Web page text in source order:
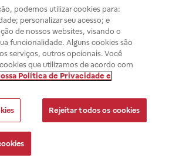
podemos utilizar cookies para:
personalizar seu acesso; e
de nossos websites, visando o
funcionalidade. Alguns cookies são
serviços, outros opcionais. Você
que utilizamos de acordo com
Política de Privacidade e
Rejeitar todos os cookies